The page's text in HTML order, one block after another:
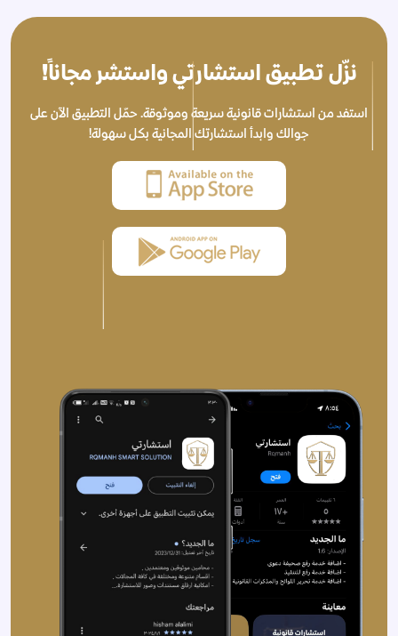
نزّل تطبيق استشارتي واستشر مجاناً!
استفد من استشارات قانونية سريعة وموثوقة. حمّل التطبيق الآن على
جوالك وابدأ استشارتك المجانية بكل سهولة!